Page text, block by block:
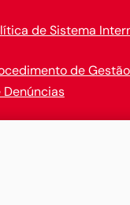
de Sistema
de
Denúncias